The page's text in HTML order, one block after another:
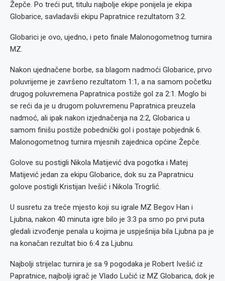
Žepče. Po treći put, titulu najbolje ekipe ponijela je ekipa
Globarice, savladavši ekipu Papratnice rezultatom 3:2.
Globarici je ovo, ujedno, i peto finale Malonogometnog turnira
MZ.
Nakon ujednačene borbe, sa blagom nadmoći Globarice, prvo
poluvrijeme je završeno rezultatom 1:1, a na samom početku
drugog poluvremena Papratnica postiže gol za 2:1. Moglo bi
se reći da je u drugom poluvremenu Papratnica preuzela
nadmoć, ali ipak nakon izjednačenja na 2:2, Globarica u
samom finišu postiže pobednički gol i postaje pobjednik 6.
Malonogometnog turnira mjesnih zajednica općine Žepče.
Golove su postigli Nikola Matijević dva pogotka i Matej
Matijević jedan za ekipu Globarice, dok su za Papratnicu
golove postigli Kristijan Ivešić i Nikola Trogrlić.
U susretu za treće mjesto koji su igrale MZ Begov Han i
Ljubna, nakon 40 minuta igre bilo je 3:3 pa smo po prvi puta
gledali izvođenje penala u kojima je uspješnija bila Ljubna pa je
na konačan rezultat bio 6:4 za Ljubnu.
Najbolji strijelac turnira je sa 9 pogodaka je Robert Ivešić iz
Papratnice, najbolji igrač je Vlado Lučić iz MZ Globarica, dok je